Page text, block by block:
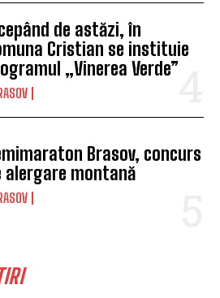
de astăzi, în
Cristian se instituie
„Vinerea Verde”
Brasov, concurs
alergare montană